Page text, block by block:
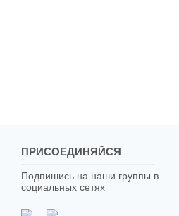
ПРИСОЕДИНЯЙСЯ
Подпишись на наши группы в
социальных сетях